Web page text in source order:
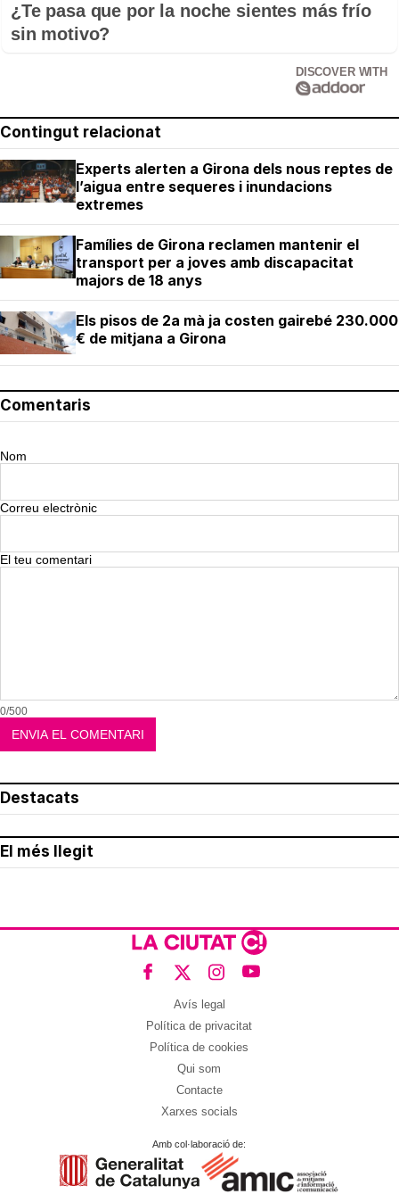
¿Te pasa que por la noche sientes más frío
sin motivo?
DISCOVER WITH
Contingut relacionat
Experts alerten a Girona dels nous reptes de
l’aigua entre sequeres i inundacions
extremes
Famílies de Girona reclamen mantenir el
transport per a joves amb discapacitat
majors de 18 anys
Els pisos de 2a mà ja costen gairebé 230.000
€ de mitjana a Girona
Comentaris
Nom
Correu electrònic
El teu comentari
0/500
Destacats
El més llegit
Avís legal
Política de privacitat
Política de cookies
Qui som
Contacte
Xarxes socials
Amb col·laboració de: